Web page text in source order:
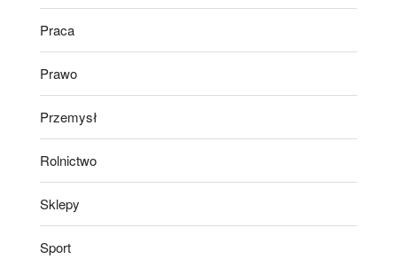
Praca
Prawo
Przemysł
Rolnictwo
Sklepy
Sport